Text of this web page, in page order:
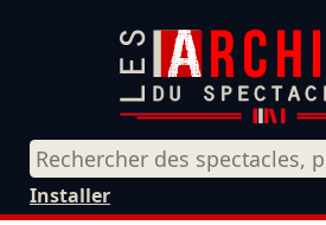
Installer